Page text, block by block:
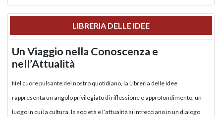
LIBRERIA DELLE IDEE
Un Viaggio nella Conoscenza e
nell’Attualità
Nel cuore pulsante del nostro quotidiano, la Libreria delle Idee
rappresenta un angolo privilegiato di riflessione e approfondimento, un
luogo in cui la cultura, la società e l’attualità si intrecciano in un dialogo